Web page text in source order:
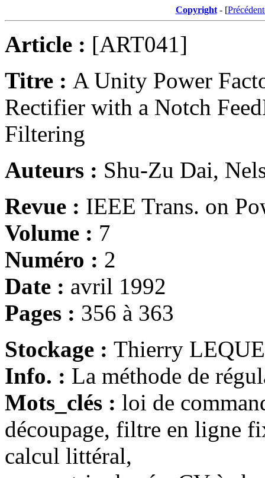
Copyright- [
Article : [ART041]
Titre : A Unity Power
Rectifier with a Notch
Filtering
Auteurs : Shu-Zu Dai,
Revue : IEEE Trans. on
Volume : 7
Numéro : 2
Date : avril 1992
Pages : 356 à 363
Stockage : Thierry
Info. : La méthode de
Mots_clés : loi de
découpage, filtre en ligne
calcul littéral,